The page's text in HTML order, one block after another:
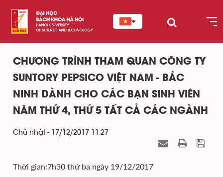
CHƯƠNG TRÌNH THAM QUAN CÔNG TY
SUNTORY PEPSICO VIỆT NAM - BẮC
NINH DÀNH CHO CÁC BẠN SINH VIÊN
NĂM THỨ 4, THỨ 5 TẤT CẢ CÁC NGÀNH
Chủ nhật - 17/12/2017 11:27
Thời gian:7h30 thứ ba ngày 19/12/2017